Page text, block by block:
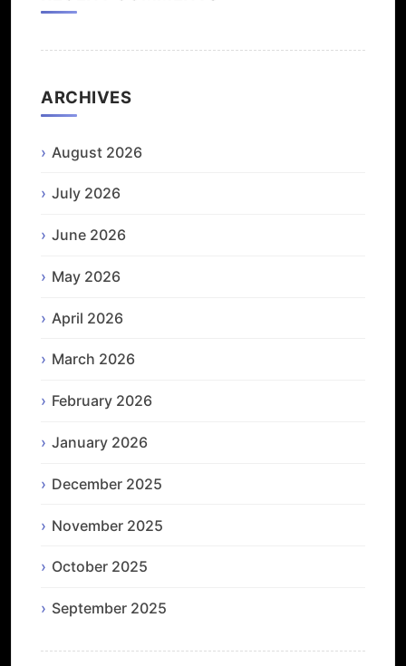
ARCHIVES
August 2026
July 2026
June 2026
May 2026
April 2026
March 2026
February 2026
January 2026
December 2025
November 2025
October 2025
September 2025